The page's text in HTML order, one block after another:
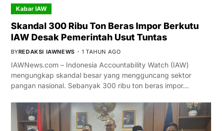
Kabar IAW
Skandal 300 Ribu Ton Beras Impor Berkutu
IAW Desak Pemerintah Usut Tuntas
BYREDAKSI IAWNEWS 1 TAHUN AGO
IAWNews.com – Indonesia Accountability Watch (IAW)
mengungkap skandal besar yang mengguncang sektor
pangan nasional. Sebanyak 300 ribu ton beras impor…